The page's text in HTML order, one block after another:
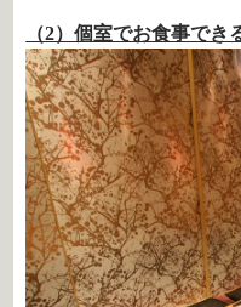
（2）個室でお食事でき